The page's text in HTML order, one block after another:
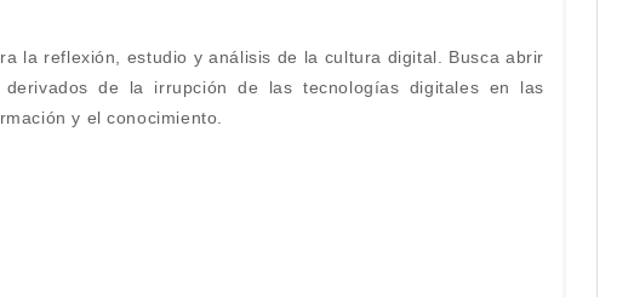
la reflexión, estudio y análisis de la cultura digital. Busca abrir
de la irrupción de las tecnologías digitales en las
y el conocimiento.